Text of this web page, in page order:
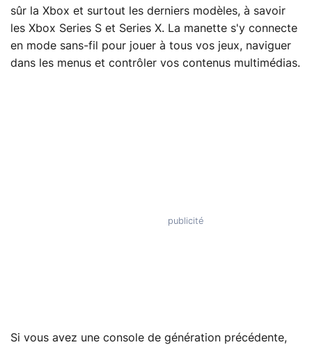
sûr la Xbox et surtout les derniers modèles, à savoir
les Xbox Series S et Series X. La manette s'y connecte
en mode sans-fil pour jouer à tous vos jeux, naviguer
dans les menus et contrôler vos contenus multimédias.
Si vous avez une console de génération précédente,